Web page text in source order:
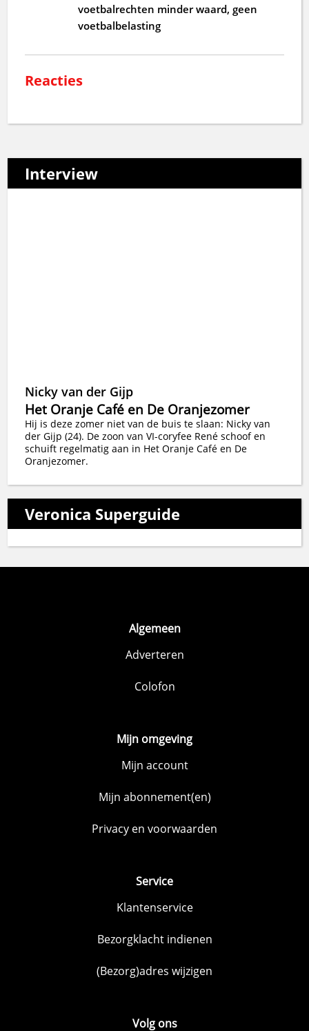
voetbalrechten minder waard, geen
voetbalbelasting
Reacties
Interview
Nicky van der Gijp
Het Oranje Café en De Oranjezomer
Hij is deze zomer niet van de buis te slaan: Nicky van
der Gijp (24). De zoon van VI-coryfee René schoof en
schuift regelmatig aan in Het Oranje Café en De
Oranjezomer.
Veronica Superguide
Algemeen
Adverteren
Colofon
Mijn omgeving
Mijn account
Mijn abonnement(en)
Privacy en voorwaarden
Service
Klantenservice
Bezorgklacht indienen
(Bezorg)adres wijzigen
Volg ons